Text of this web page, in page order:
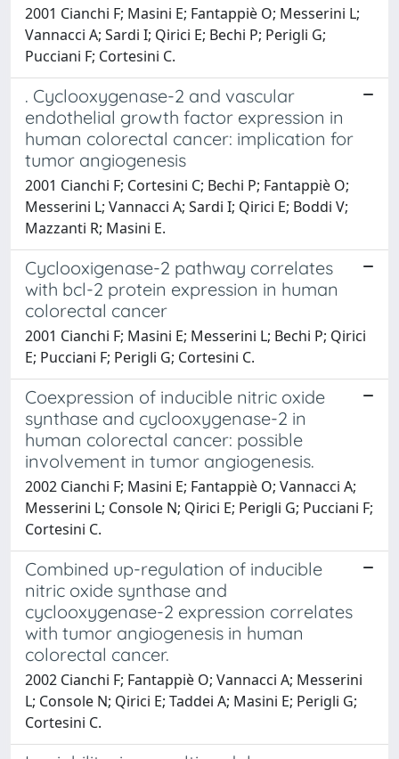
2001 Cianchi F; Masini E; Fantappiè O; Messerini L;
Vannacci A; Sardi I; Qirici E; Bechi P; Perigli G;
Pucciani F; Cortesini C.
. Cyclooxygenase-2 and vascular
endothelial growth factor expression in
human colorectal cancer: implication for
tumor angiogenesis
2001 Cianchi F; Cortesini C; Bechi P; Fantappiè O;
Messerini L; Vannacci A; Sardi I; Qirici E; Boddi V;
Mazzanti R; Masini E.
Cyclooxigenase-2 pathway correlates
with bcl-2 protein expression in human
colorectal cancer
2001 Cianchi F; Masini E; Messerini L; Bechi P; Qirici
E; Pucciani F; Perigli G; Cortesini C.
Coexpression of inducible nitric oxide
synthase and cyclooxygenase-2 in
human colorectal cancer: possible
involvement in tumor angiogenesis.
2002 Cianchi F; Masini E; Fantappiè O; Vannacci A;
Messerini L; Console N; Qirici E; Perigli G; Pucciani F;
Cortesini C.
Combined up-regulation of inducible
nitric oxide synthase and
cyclooxygenase-2 expression correlates
with tumor angiogenesis in human
colorectal cancer.
2002 Cianchi F; Fantappiè O; Vannacci A; Messerini
L; Console N; Qirici E; Taddei A; Masini E; Perigli G;
Cortesini C.